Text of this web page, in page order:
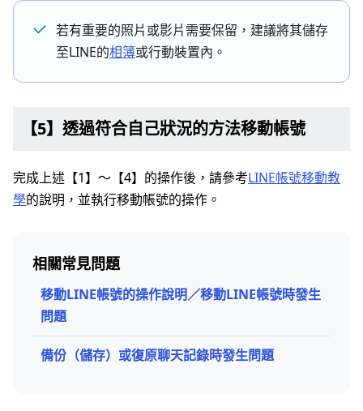
若有重要的照片或影片需要保留，建議將其儲存
至LINE的相簿或行動裝置內。
【5】透過符合自己狀況的方法移動帳號
完成上述【1】～【4】的操作後，請參考LINE帳號移動教
學的說明，並執行移動帳號的操作。
相關常見問題
移動LINE帳號的操作說明／移動LINE帳號時發生
問題
備份（儲存）或復原聊天記錄時發生問題